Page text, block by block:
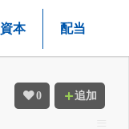
資本 配当
0 追加